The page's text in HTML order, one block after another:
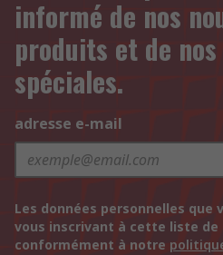
informé de nos
produits et de
spéciales.
adresse e-mail
Les données personnelles que
vous inscrivant à cette liste
conformément à notre